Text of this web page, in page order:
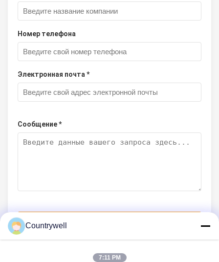
Номер телефона
Электронная почта *
Сообщение *
Countrywell
7:11 PM